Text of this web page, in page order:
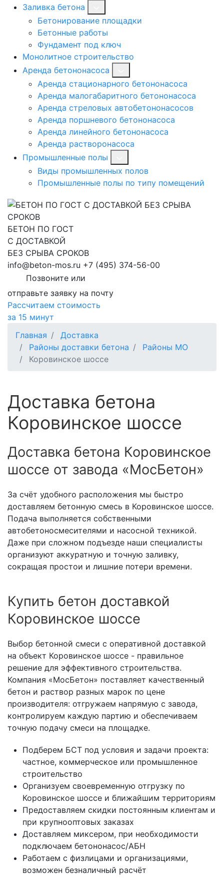
Заливка бетона
Бетонирование площадки
Бетонные работы
Фундамент под ключ
Монолитное строительство
Аренда бетононасоса
Аренда стационарного бетононасоса
Аренда малогабаритного бетононасоса
Аренда стреловых автобетононасосов
Аренда поршневого бетононасоса
Аренда линейного бетононасоса
Аренда растворонасоса
Промышленные полы
Виды промышленных полов
Промышленные полы по типу помещений
БЕТОН ПО ГОСТ
С ДОСТАВКОЙ
БЕЗ СРЫВА СРОКОВ
info@beton-mos.ru +7 (495) 374-56-00
Позвоните или
отправьте заявку на почту
Рассчитаем стоимость
за 15 минут
Главная
Доставка
Районы доставки бетона
Районы МО
Коровинское шоссе
Доставка бетона
Коровинское шоссе
Доставка бетона Коровинское
шоссе от завода «МосБетон»
За счёт удобного расположения мы быстро
доставляем бетонную смесь в Коровинское шоссе.
Подача выполняется собственными
автобетоносмесителями и насосной техникой.
Даже при сложном подъезде наши специалисты
организуют аккуратную и точную заливку,
сокращая простои и лишние потери времени.
Купить бетон доставкой
Коровинское шоссе
Выбор бетонной смеси с оперативной доставкой
на объект Коровинское шоссе - правильное
решение для эффективного строительства.
Компания «МосБетон» поставляет качественный
бетон и раствор разных марок по цене
производителя: отгружаем напрямую с завода,
контролируем каждую партию и обеспечиваем
точную подачу смеси на площадке.
Подберем БСТ под условия и задачи проекта:
частное, коммерческое или промышленное
строительство
Организуем своевременную отгрузку по
Коровинское шоссе и ближайшим территориям
Предоставляем скидки постоянным клиентам и
при крупнооптовых заказах
Доставляем миксером, при необходимости
подключаем бетононасос/АБН
Работаем с физлицами и организациями,
возможен безналичный расчёт